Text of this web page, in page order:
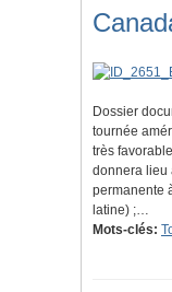
Dossier
tournée
très
donnera lieu
permanente
latine) ;…
Mots-clés: